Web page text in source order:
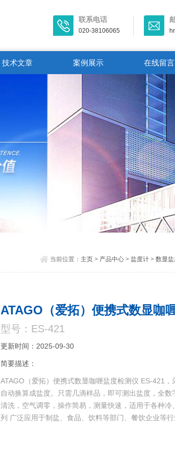
联系电话
020-38106065
技术文章 案例展示 在线留言
当前位置： 主页> 产品中心> 盐度计> 数显
ATAGO（爱拓）便携式数显咖
型号：ES-421
更新时间：2025-09-30
简要描述：
ATAGO（爱拓）便携式数显咖喱盐度检测仪 ES-421
自动换算成盐度。只需几滴样品，即可测出盐度，全
清洗，空气调零，操作简易，测量快速，适用于各种
列 广泛应用于制盐、食品、饮料等部门、餐饮企业等行